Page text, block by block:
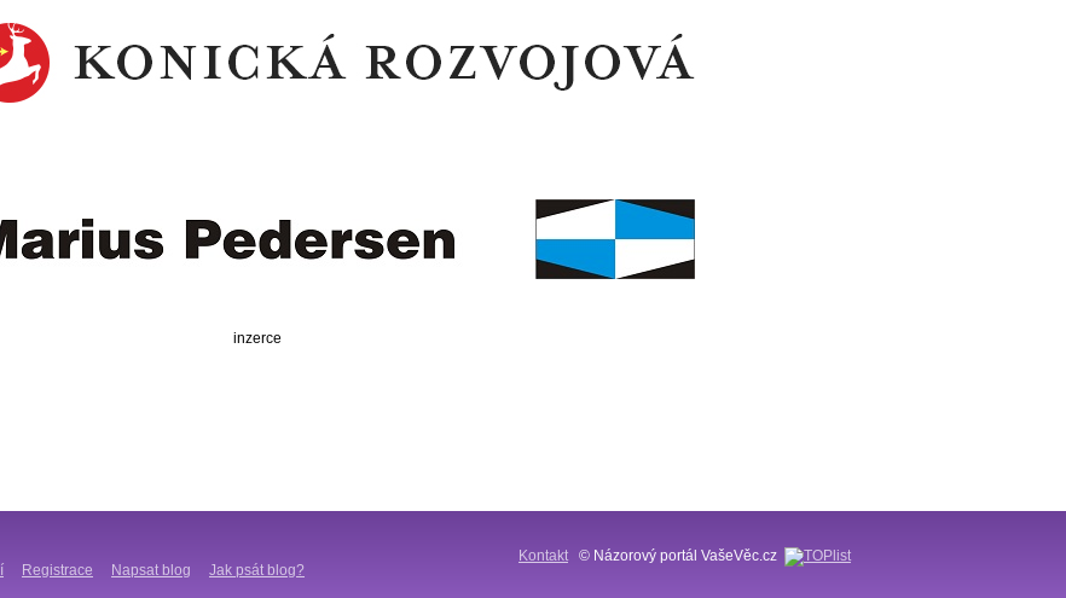
inzerce
Registrace Napsat blog Jak psát blog?
Kontakt © Názorový portál VašeVěc.cz